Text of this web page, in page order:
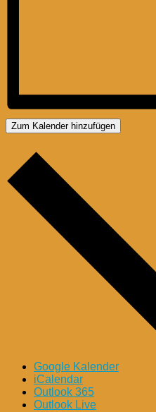
Zum Kalender hinzufügen
Google Kalender
iCalendar
Outlook 365
Outlook Live